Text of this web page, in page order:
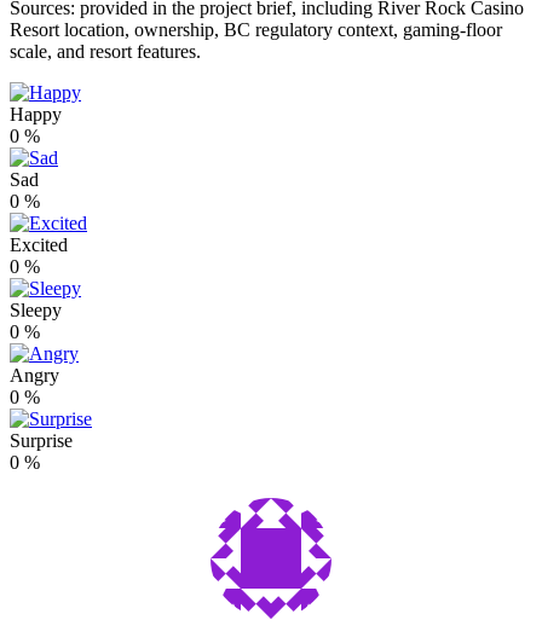
Sources: provided in the project brief, including River Rock Casino
Resort location, ownership, BC regulatory context, gaming-floor
scale, and resort features.
Happy
0 %
Sad
0 %
Excited
0 %
Sleepy
0 %
Angry
0 %
Surprise
0 %